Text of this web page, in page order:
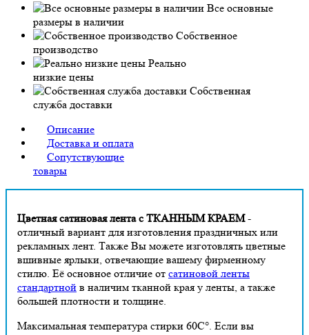
Все основные
размеры в наличии
Собственное
производство
Реально
низкие цены
Собственная
служба доставки
Описание
Доставка и оплата
Сопутствующие
товары
Цветная сатиновая лента с ТКАННЫМ КРАЕМ-
отличный вариант для изготовления праздничных или
рекламных лент. Также Вы можете изготовлять цветные
вшивные ярлыки, отвечающие вашему фирменному
стилю. Её основное отличие от сатиновой ленты
стандартной в наличим тканной края у ленты, а также
большей плотности и толщине.
Максимальная температура стирки 60С°. Если вы